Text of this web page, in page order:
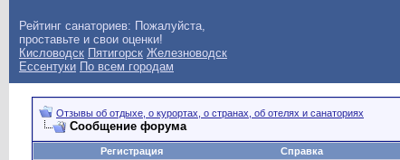
Рейтинг санаториев: Пожалуйста,
проставьте и свои оценки!
Кисловодск Пятигорск Железноводск
Ессентуки По всем городам
Отзывы об отдыхе, о курортах, о странах, об отелях и санаториях
Сообщение форума
Регистрация
Справка